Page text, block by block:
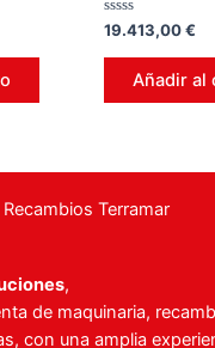
Valorado
en
0
19.413,00€
Añadir al
,
de maquinaria,
con una amplia